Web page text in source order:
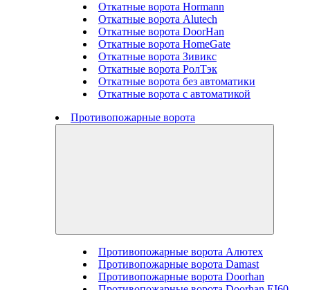
Откатные ворота Hormann
Откатные ворота Alutech
Откатные ворота DoorHan
Откатные ворота HomeGate
Откатные ворота Зивикс
Откатные ворота РолТэк
Откатные ворота без автоматики
Откатные ворота с автоматикой
Противопожарные ворота
Противопожарные ворота Алютех
Противопожарные ворота Damast
Противопожарные ворота Doorhan